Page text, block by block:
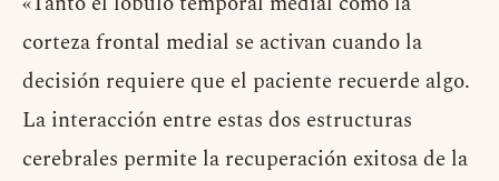
corteza frontal medial se activan cuando la
decisión requiere que el paciente recuerde algo.
La interacción entre estas dos estructuras
cerebrales permite la recuperación exitosa de la